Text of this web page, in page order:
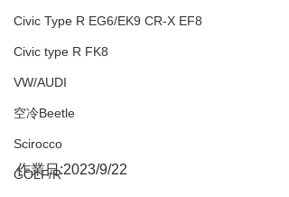
Civic Type R EG6/EK9 CR-X EF8
Civic type R FK8
VW/AUDI
空冷Beetle
Scirocco
GOLF/R
作業日:2023/9/22